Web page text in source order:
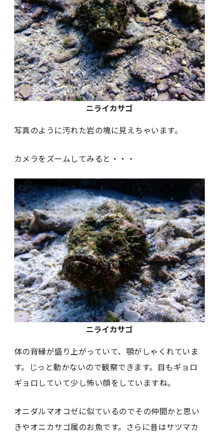
ニライカサゴ
写真のように汚れた岩の塊に見えちゃいます。
カメラをズームしてみると・・・
ニライカサゴ
体の背縁が盛り上がっていて、顎がしゃくれていま
す。じっと動かないので観察できます。目もギョロ
ギョロしていて少し怖い顔をしていますね。
オニダルマオコゼに似ているのでその仲間かと思い
きやオニカサゴ属のお魚です。さらに昔はサツマカ